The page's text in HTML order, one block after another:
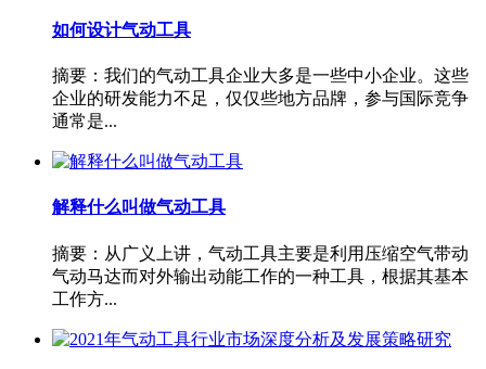
如何设计气动工具
摘要：我们的气动工具企业大多是一些中小企业。这些
企业的研发能力不足，仅仅些地方品牌，参与国际竞争
通常是...
解释什么叫做气动工具
摘要：从广义上讲，气动工具主要是利用压缩空气带动
气动马达而对外输出动能工作的一种工具，根据其基本
工作方...